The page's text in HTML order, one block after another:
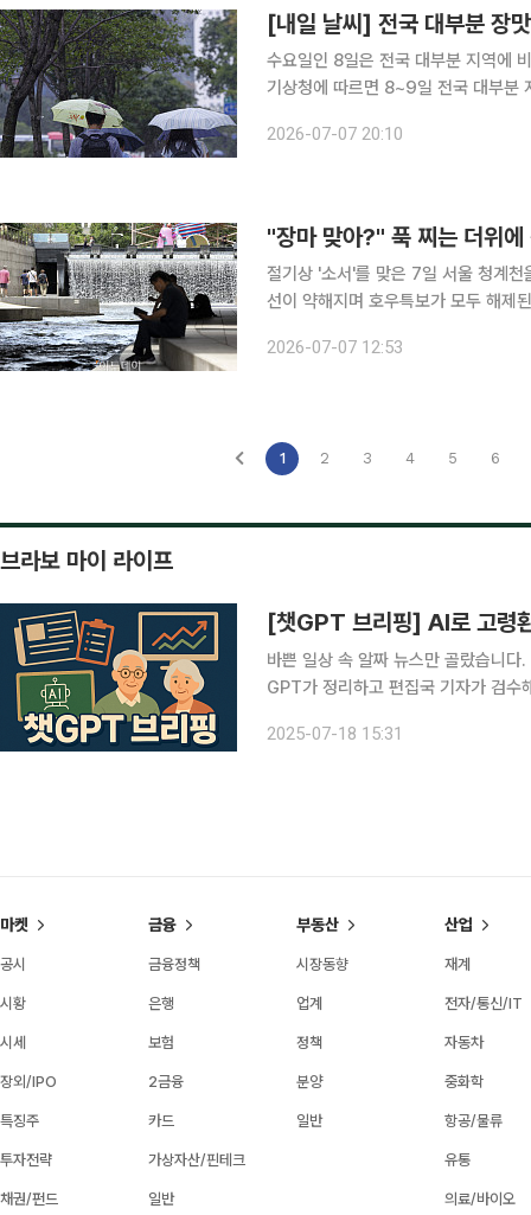
[내일 날씨] 전국 대부분 장
수요일인 8일은 전국 대부분 지역에
기상청에 따르면 8~9일 전국 대부분
㎜(많은 곳 150㎜ 이상) △강원내
2026-07-07 20:10
"장마 맞아?" 푹 찌는 더위
절기상 '소서'를 맞은 7일 서울 청계
선이 약해지며 호우특보가 모두 해제
2026-07-07 12:53
1 2 3 4 5 6
브라보 마이 라이프
[챗GPT 브리핑] AI로 고령
바쁜 일상 속 알짜 뉴스만 골랐습니다
GPT가 정리하고 편집국 기자가 검수해 전해드립니다. ◆침수 위기
과 직원 15명 전원이 구조됐다. 누워
2025-07-18 15:31
마켓
공시
시황
시세
장외/IPO
특징주
투자전략
채권/펀드
금융
금융정책
은행
보험
2금융
카드
가상자산/핀테크
일반
부동산
시장동향
업계
정책
분양
일반
산업
재계
전자/통신/IT
자동차
중화학
항공/물류
유통
의료/바이오